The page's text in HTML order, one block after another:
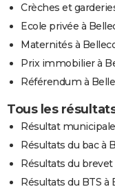
Crèches et
Ecole privée à
Maternités à
Prix immobilier à
Référendum à
Tous les
Résultat
Résultats du bac à
Résultats du
Résultats du BTS à